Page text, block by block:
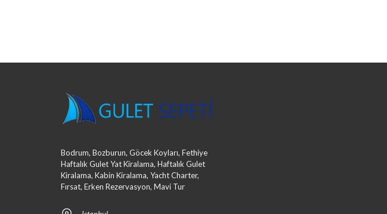
Bodrum, Bozburun, Göcek Koyları, Fethiye
Haftalık Gulet Yat Kiralama, Haftalık Gulet
Kiralama, Kabin Kiralama, Yacht Charter,
Fırsat, Erken Rezervasyon, Mavi Tur